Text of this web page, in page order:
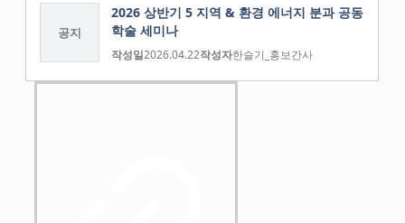
공지
2026 상반기 5 지역 & 환경 에너지 분과 공동
학술 세미나
작성일2026.04.22작성자한슬기_홍보간사